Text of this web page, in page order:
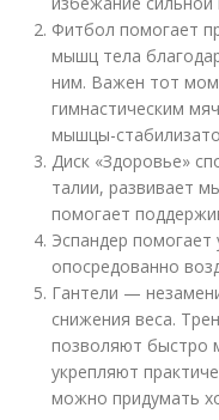
Фитбол помогает
мышц тела
ним. Важен тот
гимнастическим
мышцы-
Диск «Здоровье»
талии, развивает
помогает
Эспандер
опосредованно
Гантели —
снижения веса.
позволяют быстро
укрепляют
можно придумать